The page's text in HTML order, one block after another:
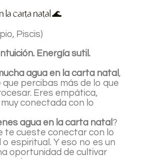
la carta natal 🌊
Piscis)
Energía sutil.
agua en la carta natal ,
que percibas más de lo que
Eres empática,
conectada con lo
agua en la carta natal ?
te cueste conectar con lo
o espiritual. Y eso no es un
oportunidad de cultivar